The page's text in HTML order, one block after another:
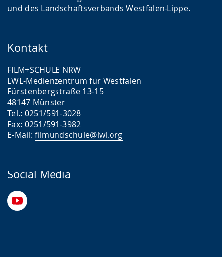
und des Landschaftsverbands Westfalen-Lippe.
Kontakt
FILM+SCHULE NRW
LWL-Medienzentrum für Westfalen
Fürstenbergstraße 13-15
48147 Münster
Tel.: 0251/591-3028
Fax: 0251/591-3982
E-Mail:filmundschule@lwl.org
Social Media